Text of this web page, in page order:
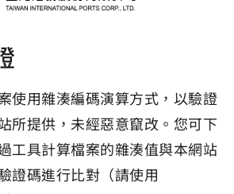
使用雜湊編碼演算方式，以驗證
所提供，未經惡意竄改。您可下
工具計算檔案的雜湊值與本網站
證碼進行比對（請使用